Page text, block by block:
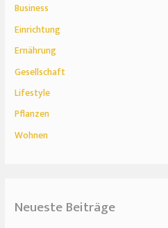
Business
Einrichtung
Ernährung
Gesellschaft
Lifestyle
Pflanzen
Wohnen
Neueste Beiträge